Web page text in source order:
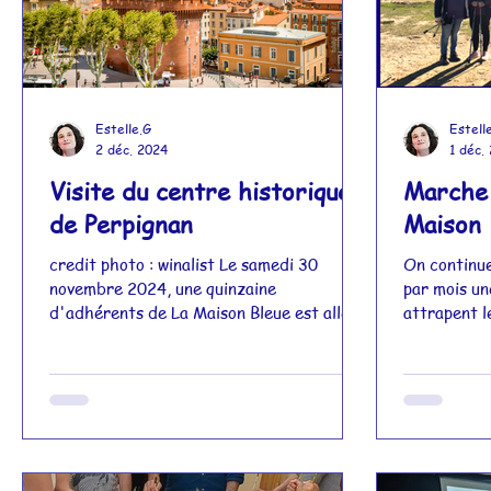
enthousias
Visite du centre historique
de Perpignan
credit photo : winalist Le samedi 30
novembre 2024, une quinzaine
d'adhérents de La Maison Bleue est allée
qui a monté le projet, nous avons
avons débuté la visite guidée par la mairie
Estelle.G
2 déc. 2024
Maison
On
par mois
attrapent
mais aussi
1 déc.